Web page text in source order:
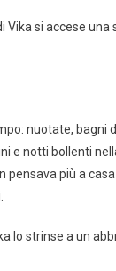
Vika si accese una
nuotate, bagni
e notti bollenti
pensava più a
lo strinse a un